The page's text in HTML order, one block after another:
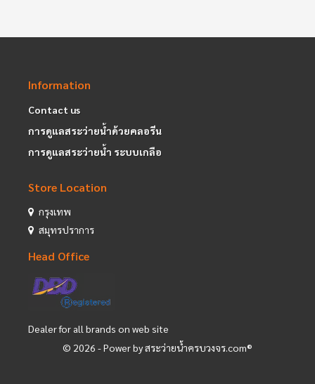
Information
Contact us
การดูแลสระว่ายน้ำด้วยคลอรีน
การดูแลสระว่ายน้ำ ระบบเกลือ
Store Location
กรุงเทพ
สมุทรปราการ
Head Office
Dealer for all brands on web site
© 2026 - Power by สระว่ายน้ำครบวงจร.com®